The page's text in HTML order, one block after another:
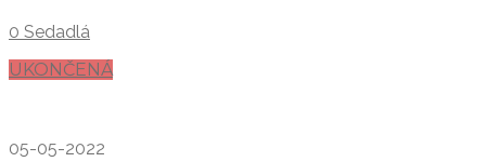
0 Sedadlá
UKONČENÁ
05-05-2022